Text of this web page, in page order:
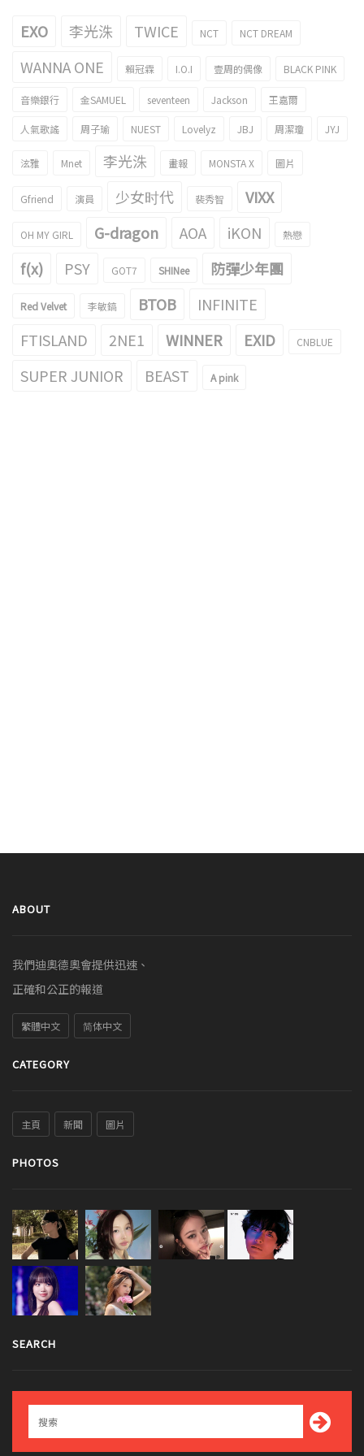
EXO 李光洙 TWICE NCT NCT DREAM
WANNA ONE 賴冠霖 I.O.I 壹周的偶像 BLACK PINK
音樂銀行 金SAMUEL seventeen Jackson 王嘉爾
人氣歌謠 周子瑜 NUEST Lovelyz JBJ 周潔瓊 JYJ
泫雅 Mnet 李光洙 畫報 MONSTA X 圖片
Gfriend 演員 少女时代 裴秀智 VIXX
OH MY GIRL G-dragon AOA iKON 熱戀
f(x) PSY GOT7 SHINee 防彈少年團
Red Velvet 李敏鎬 BTOB
INFINITE
FTISLAND
2NE1 WINNER EXID CNBLUE
SUPER JUNIOR BEAST A pink
ABOUT
我們迪奧德奧會提供迅速、
正確和公正的報道
繁體中文 简体中文
CATEGORY
主頁 新聞 圖片
PHOTOS
SEARCH